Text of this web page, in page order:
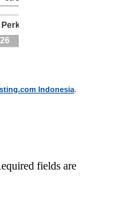
Indonesia
fields are